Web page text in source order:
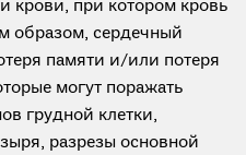
крови, при котором кровь
образом, сердечный
памяти и/или потеря
могут поражать
грудной клетки,
разрезы основной